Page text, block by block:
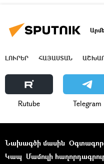
ԼՈՒՐԵՐ ՀԱՅԱՍՏԱՆ
Rutube Telegram
Նախագծի մասին
Կապ Մամուլի